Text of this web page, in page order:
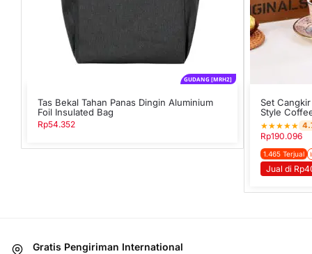
GUDANG [MRH2]
Tas Bekal Tahan Panas Dingin Aluminium
Foil Insulated Bag
Rp54.352
Set
Style
★★★★★
Rp190.096
1.465 Terjual
Jual di
Gratis Pengiriman International